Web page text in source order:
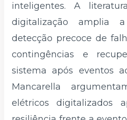
inteligentes. A
digitalização amplia
detecção precoce de
contingências e
sistema após eventos
Mancarella
elétricos digitalizados